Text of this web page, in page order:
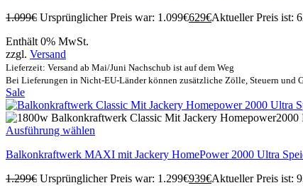
1.099€ Ursprünglicher Preis war: 1.099€629€Aktueller Preis ist:
Enthält 0% MwSt.
zzgl. Versand
Lieferzeit: Versand ab Mai/Juni Nachschub ist auf dem Weg
Bei Lieferungen in Nicht-EU-Länder können zusätzliche Zölle, Steuern und
Sale
Ausführung wählen
Balkonkraftwerk MAXI mit Jackery HomePower 2000 Ultra
1.299€ Ursprünglicher Preis war: 1.299€939€Aktueller Preis ist: